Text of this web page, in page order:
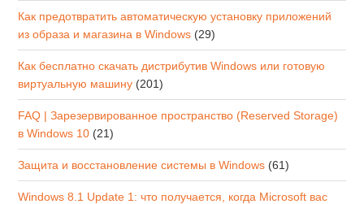
Как предотвратить автоматическую установку приложений
из образа и магазина в Windows (29)
Как бесплатно скачать дистрибутив Windows или готовую
виртуальную машину (201)
FAQ | Зарезервированное пространство (Reserved Storage)
в Windows 10 (21)
Защита и восстановление системы в Windows (61)
Windows 8.1 Update 1: что получается, когда Microsoft вас